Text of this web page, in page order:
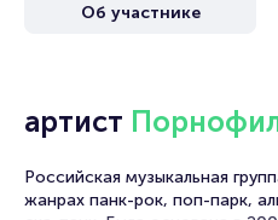
открыто говорить о
атмосфера драйва, которую
коллектива, и любовь
выступления в поддержку
Об участнике
артист
Российская музыкальная
жанрах панк-рок, поп-парк,